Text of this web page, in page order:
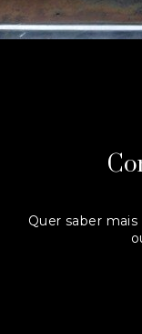
Quer saber